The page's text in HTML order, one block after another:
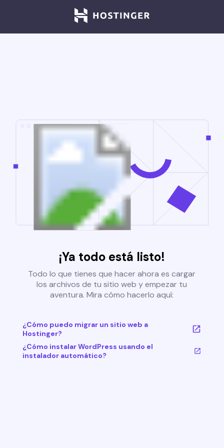
¡Ya todo está listo!
Todo lo que tienes que hacer ahora es cargar
los archivos de tu sitio web y empezar tu
aventura. Mira cómo hacerlo aquí:
¿Cómo puedo migrar un sitio web a
Hostinger?
¿Cómo instalar WordPress usando el
instalador automático?